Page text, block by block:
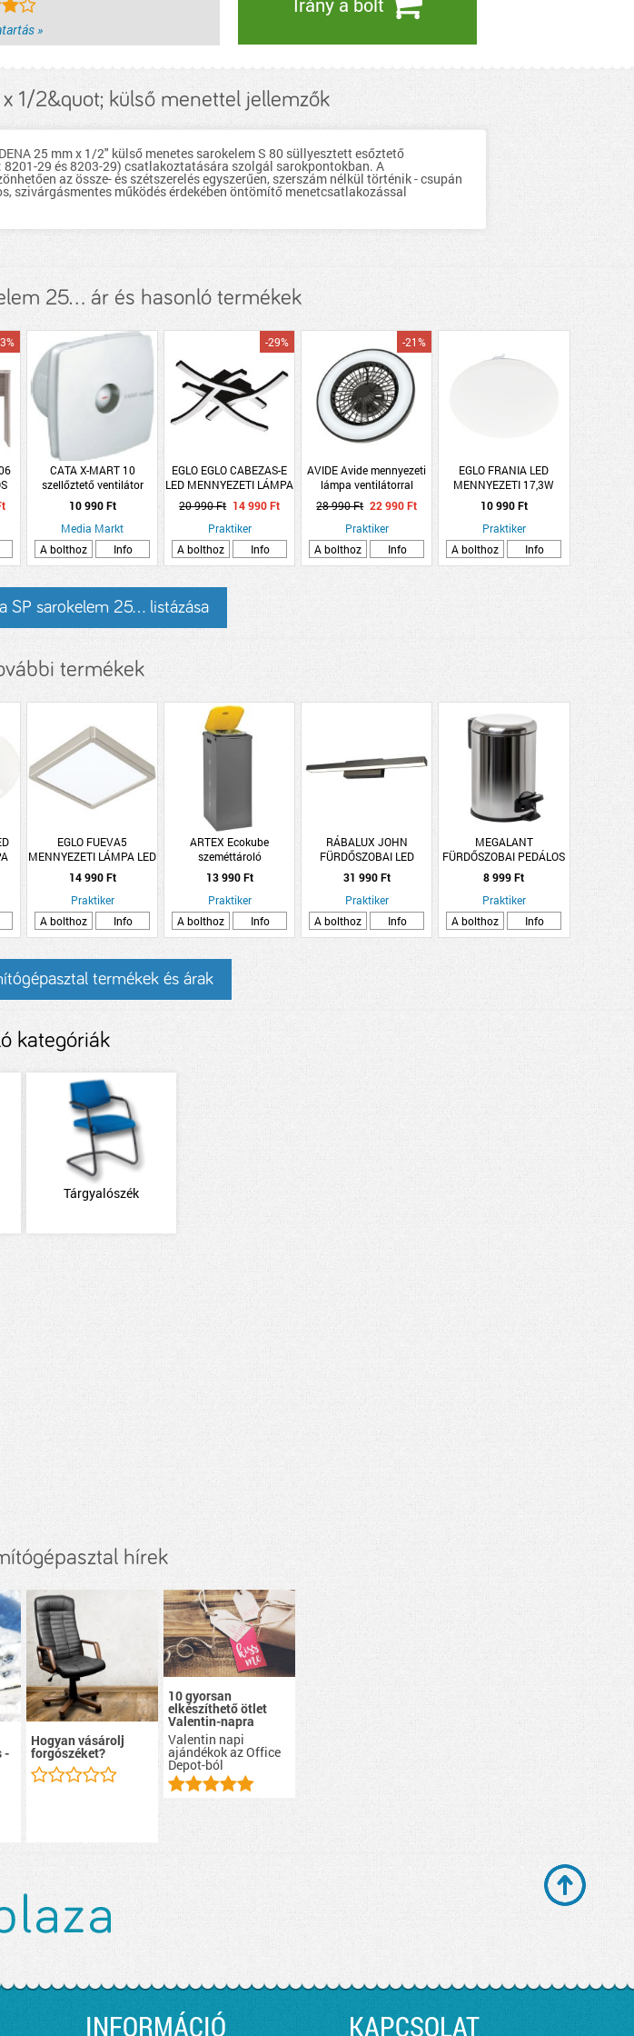
»
1/2&quot; külső menettel jellemzők
25 mm x 1/2" külső menetes sarokelem S 80 süllyesztett esőztető
29 és 8203-29) csatlakoztatására szolgál sarokpontokban. A
az össze- és szétszerelés egyszerűen, szerszám nélkül történik - csupán
szivárgásmentes működés érdekében öntömítő menetcsatlakozással
25... ár és hasonló termékek
CATA X-MART 10
szellőztető ventilátor
10 990 Ft
Media Markt
A bolthoz
Info
EGLO EGLO CABEZAS-E
LED MENNYEZETI LÁMPA
20W 2440LM 4000K IP20
NÉGYÁGÚ FEKETE
-29%
20 990 Ft 14 990 Ft
Praktiker
A bolthoz
Info
AVIDE Avide mennyezeti
lámpa ventilátorral
Wanda 2x24W+15W,
motor és távirányító,
fekete
-21%
28 990 Ft 22 990 Ft
Praktiker
A bolthoz
Info
EGLO FRANIA LED
MENNYEZETI 17,3W
2000LM 4000K
10 990 Ft
Praktiker
A bolthoz
Info
SP sarokelem 25... listázása
termékek
EGLO FUEVA5
MENNYEZETI LÁMPA LED
16,5W 2000LM 4000K
21X21CM MATTNIKKEL
14 990 Ft
Praktiker
A bolthoz
Info
ARTEX Ecokube
szeméttároló
32x38x78cm 130 l
13 990 Ft
Praktiker
A bolthoz
Info
RÁBALUX JOHN
FÜRDŐSZOBAI LED
LÁMPA 12W 930LM
3000K IP44 MATT
FEKETE
31 990 Ft
Praktiker
A bolthoz
Info
MEGALANT
FÜRDŐSZOBAI PEDÁLOS
SZEMETES 3L
8 999 Ft
Praktiker
A bolthoz
Info
termékek és árak
kategóriák
Tárgyalószék
hírek
-
Hogyan vásárolj
forgószéket?
10 gyorsan
elkészíthető ötlet
Valentin-napra
Valentin napi
ajándékok az Office
Depot-ból
INFORMÁCIÓ KAPCSOLAT